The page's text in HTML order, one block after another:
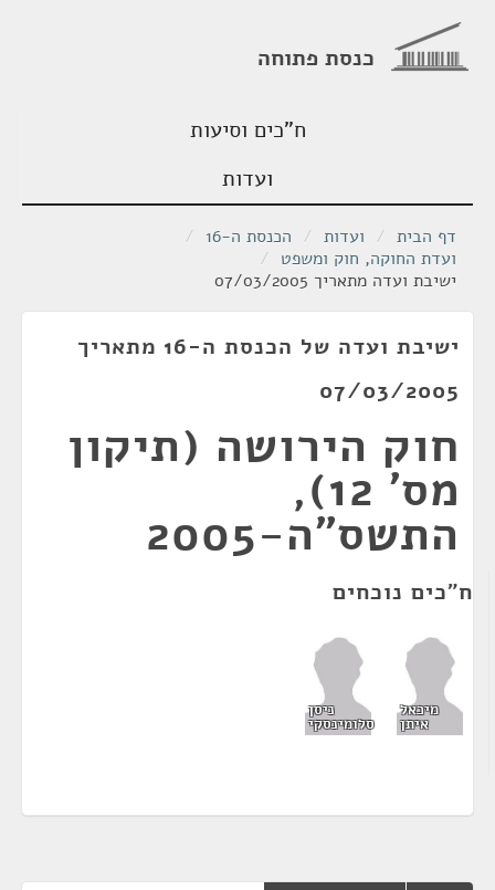
כנסת פתוחה
ח"כים וסיעות
ועדות
דף הבית / ועדות / הכנסת ה-16
/
ועדת החוקה, חוק ומשפט /
ישיבת ועדה מתאריך 07/03/2005
ישיבת ועדה של הכנסת ה-16 מתאריך
07/03/2005
חוק הירושה (תיקון
מס' 12),
התשס"ה-2005
ח"כים נוכחים
מיכאל
איתן
ניסן
סלומינסקי